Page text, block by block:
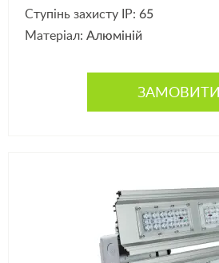
Ступінь захисту IP: 65
Матеріал: Алюміній
ЗАМОВИТИ